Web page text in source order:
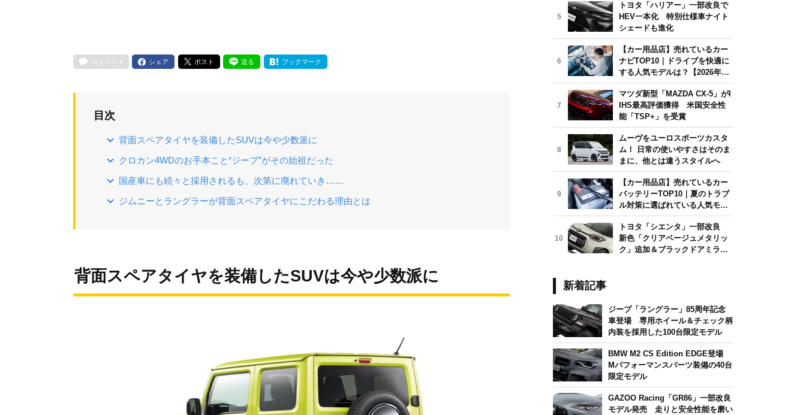
コメント 4 シェア ポスト 送る ブックマーク
目次
背面スペアタイヤを装備したSUVは今や少数派に
クロカン4WDのお手本こと“ジープ”がその始祖だった
国産車にも続々と採用されるも、次第に廃れていき……
ジムニーとラングラーが背面スペアタイヤにこだわる理由とは
背面スペアタイヤを装備したSUVは今や少数派に
5
トヨタ「ハリアー」一部改良で
HEV一本化 特別仕様車ナイト
シェードも進化
6
【カー用品店】売れているカー
ナビTOP10｜ドライブを快適に
する人気モデルは？【2026年6
月版】
7
マツダ新型「MAZDA CX-5」がI
IHS最高評価獲得 米国安全性
能「TSP+」を受賞
8
ムーヴをユーロスポーツカスタ
ム！ 日常の使いやすさはそのま
まに、他とは違うスタイルへ
9
【カー用品店】売れているカー
バッテリーTOP10｜夏のトラブ
ル対策に選ばれている人気モデ
ルは？【2026年6月版】
10
トヨタ「シエンタ」一部改良
新色「クリアベージュメタリッ
ク」追加＆ブラックドアミラー
新着記事
ジープ「ラングラー」85周年記念
車登場 専用ホイール＆チェック柄
内装を採用した100台限定モデル
BMW M2 CS Edition EDGE登場
Mパフォーマンスパーツ装備の40台
限定モデル
GAZOO Racing「GR86」一部改良
モデル発売 走りと安全性能を磨い